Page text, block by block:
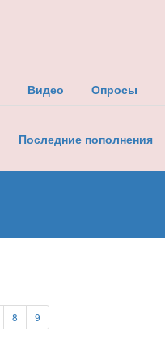
Видео Опросы
Последние пополнения
8 9